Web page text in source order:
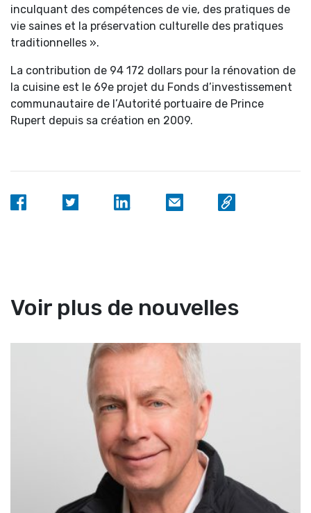
inculquant des compétences de vie, des pratiques de
vie saines et la préservation culturelle des pratiques
traditionnelles ».
La contribution de 94 172 dollars pour la rénovation de
la cuisine est le 69e projet du Fonds d’investissement
communautaire de l’Autorité portuaire de Prince
Rupert depuis sa création en 2009.
Voir plus de nouvelles